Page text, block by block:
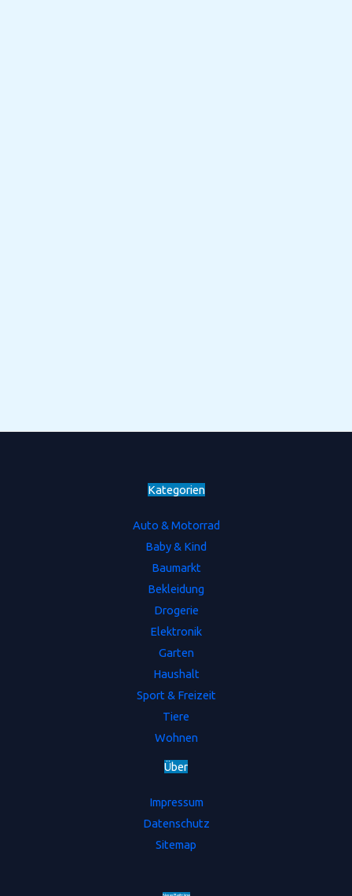
Kategorien
Auto & Motorrad
Baby & Kind
Baumarkt
Bekleidung
Drogerie
Elektronik
Garten
Haushalt
Sport & Freizeit
Tiere
Wohnen
Über
Impressum
Datenschutz
Sitemap